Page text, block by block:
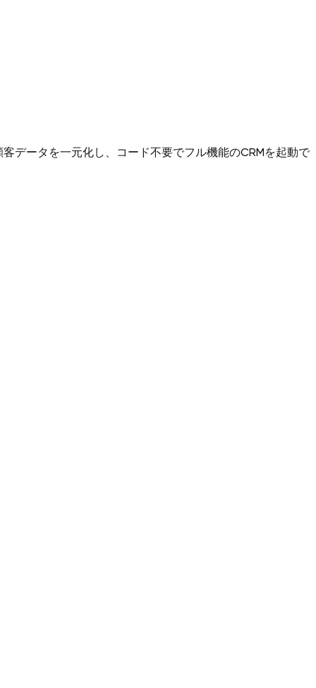
データを一元化し、コード不要でフル機能のCRMを起動で